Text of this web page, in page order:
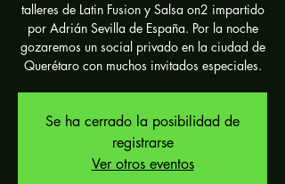
talleres de Latin Fusion y Salsa on2 impartido
por Adrián Sevilla de España. Por la noche
gozaremos un social privado en la ciudad de
Querétaro con muchos invitados especiales.
Se ha cerrado la posibilidad de
registrarse
Ver otros eventos